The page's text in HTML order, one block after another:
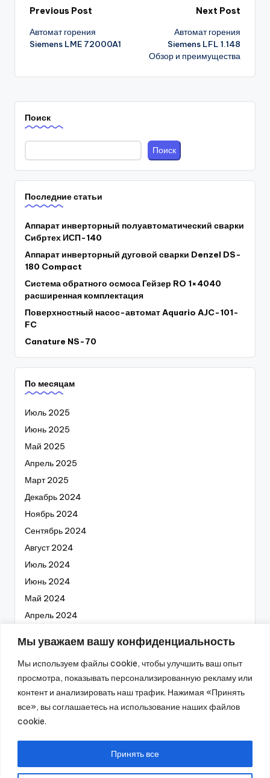
Мы уважаем вашу конфиденциальность
Мы используем файлы cookie, чтобы улучшить ваш опыт
просмотра, показывать персонализированную рекламу или
контент и анализировать наш трафик. Нажимая «Принять
все», вы соглашаетесь на использование наших файлов
cookie.
Принять все
Post
navigation
Previous Post
Автомат горения
Siemens LME 72000A1
Next Post
Автомат горения
Siemens LFL 1.148
Обзор и преимущества
Поиск
Поиск
Последние статьи
Аппарат инверторный полуавтоматический сварки
Сибртех ИСП-140
Аппарат инверторный дуговой сварки Denzel DS-
180 Compact
Система обратного осмоса Гейзер RO 1×4040
расширенная комплектация
Поверхностный насос-автомат Aquario AJC-101-
FC
Canature NS-70
По месяцам
Июль 2025
Июнь 2025
Май 2025
Апрель 2025
Март 2025
Декабрь 2024
Ноябрь 2024
Сентябрь 2024
Август 2024
Июль 2024
Июнь 2024
Май 2024
Апрель 2024
Февраль 2024
Январь 2024
Декабрь 2023
Октябрь 2023